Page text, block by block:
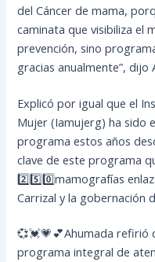
del Cáncer de mama,
caminata que visibiliza el
prevención, sino
gracias anualmente”, dijo
Explicó por igual que el
Mujer (Iamujerg) ha sido
programa estos años
clave de este programa
2️⃣5️⃣0️⃣mamografías
Carrizal y la gobernación
💞💓💗💕Ahumada refirió
programa integral de